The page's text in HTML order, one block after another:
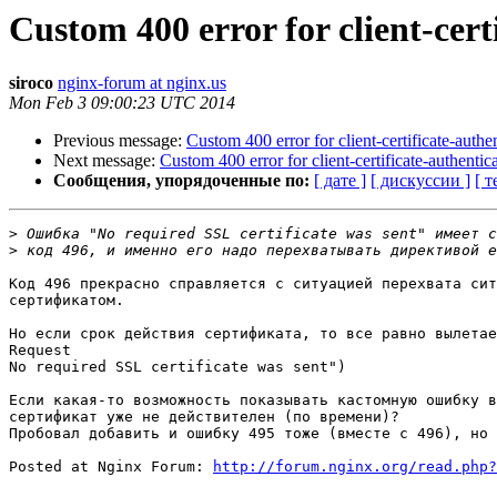
Custom 400 error for client-
siroco nginx-forum at nginx.us
Mon Feb 3 09:00:23 UTC 2014
Previous message: Custom 400 error for client-certificate-
Next message: Custom 400 error for client-certificate-
Сообщения, упорядоченные по: [ дате ] [ дискуссии ] [
>
>
Код 496 прекрасно справляется с ситуацией перехвата
сертификатом.
Но если срок действия сертификата, то все равно
Request
No required SSL certificate was sent")
Если какая-то возможность показывать кастомную ошибку
сертификат уже не действителен (по времени)?
Пробовал добавить и ошибку 495 тоже (вместе с 496),
Posted at Nginx Forum:
http://forum.nginx.org/